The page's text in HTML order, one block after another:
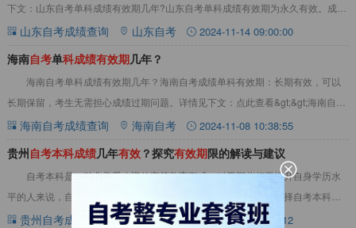
下文：山东自考单科成绩有效期几年?山东自考单科成绩有效期为永久有效‌。‌成绩
保留‌：山东自考单科成绩是永久有效的
山东自考成绩查询 山东自考 2024-11-14 09:00:00
海南自考单科成绩有效期几年？
海南自考单科成绩有效期几年？海南自考成绩‌单科有效期：长期有效，可以
长期保留，考生无需担心成绩过期问题‌。详情见下文：点此查看&gt;&gt;海南自考
教材真题资料大全海南自考单科成
海南自考成绩查询 海南自考 2024-11-08 10:38:55
贵州自考本科成绩几年有效？探究有效期限的解读与建议
自考本科是一种非常受欢迎的高等教育形式，对于那些想要提升自身学历水
平的人来说，自考本科成为了一个非常好的选择。而在众多考生选择自考本科的
时候，总会有一些问题困扰着他们，其中不少人会
贵州自考成绩查询 贵州自考 2023-11-29 14:03:12